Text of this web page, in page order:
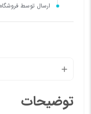
ارسال توسط فروشگاه
توضیحات